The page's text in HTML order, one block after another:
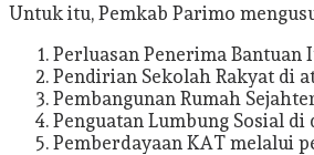
Untuk itu, Pemkab Parimo
Perluasan Penerima Bantuan
Pendirian Sekolah Rakyat di
Pembangunan Rumah
Penguatan Lumbung Sosial
Pemberdayaan KAT melalui